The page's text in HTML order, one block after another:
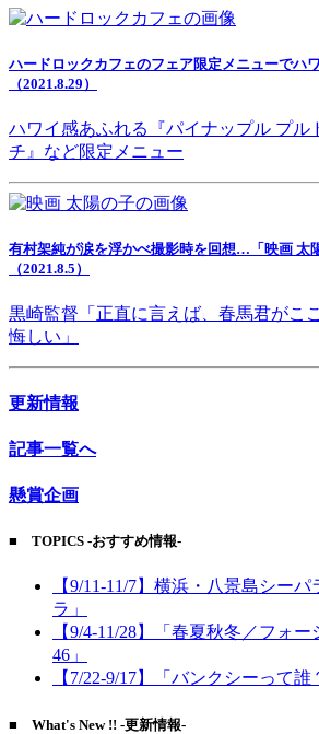
ハードロックカフェのフェア限定メニューでハ
（2021.8.29）
ハワイ感あふれる『パイナップル プル
チ』など限定メニュー
有村架純が涙を浮かべ撮影時を回想…「映画 太
（2021.8.5）
黒崎監督「正直に言えば、春馬君がこ
悔しい」
更新情報
記事一覧へ
懸賞企画
■ TOPICS -おすすめ情報-
【9/11-11/7】横浜・八景島シー
ラ」
【9/4-11/28】「春夏秋冬／フォ
46」
【7/22-9/17】「バンクシーって誰
■ What's New !! -更新情報-